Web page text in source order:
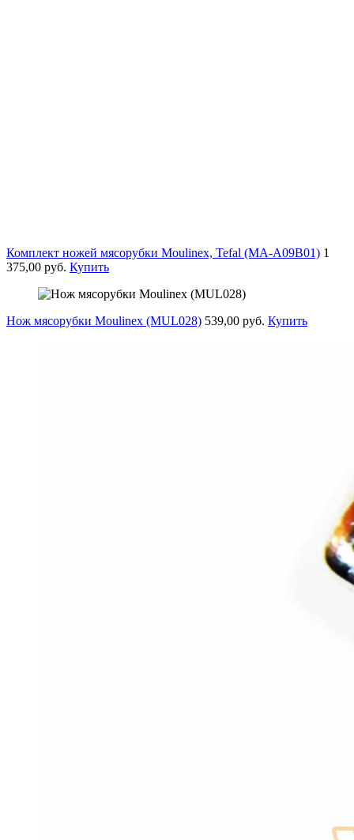
Комплект ножей мясорубки Moulinex, Tefal (MA-A09B01) 1
375,00 руб. Купить
Нож мясорубки Moulinex (MUL028) 539,00 руб. Купить